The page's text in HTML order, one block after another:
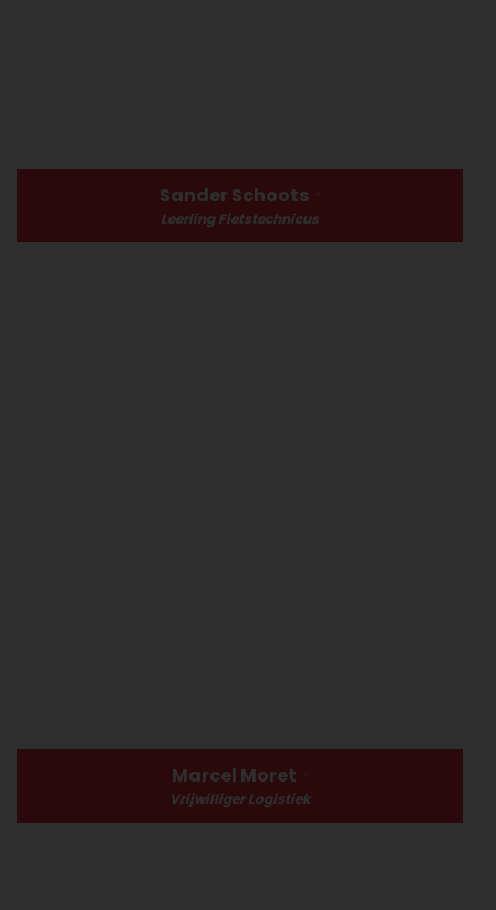
Sander Schoots
Leerling Fietstechnicus
Marcel Moret
Vrijwilliger Logistiek